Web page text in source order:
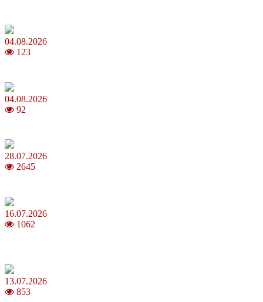
04.08.2026
123
04.08.2026
92
28.07.2026
2645
16.07.2026
1062
13.07.2026
853